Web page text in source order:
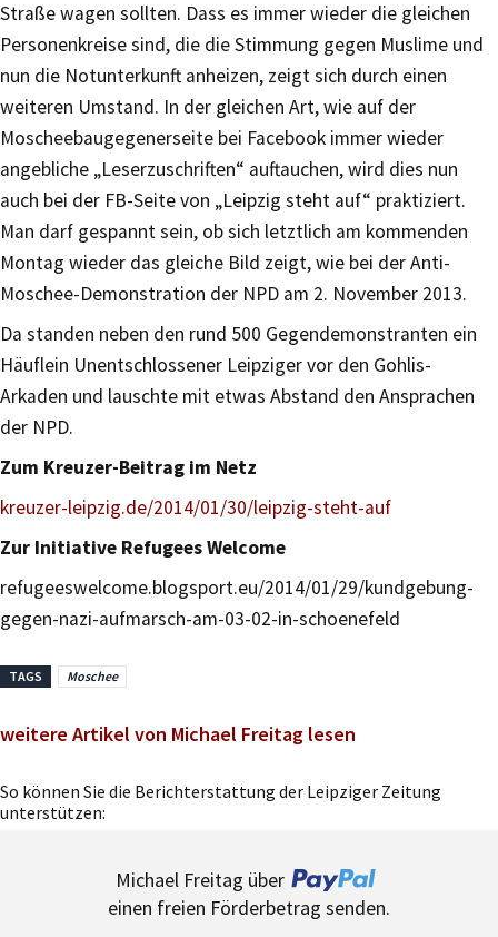
Straße wagen sollten. Dass es immer wieder die gleichen
Personenkreise sind, die die Stimmung gegen Muslime und
nun die Notunterkunft anheizen, zeigt sich durch einen
weiteren Umstand. In der gleichen Art, wie auf der
Moscheebaugegenerseite bei Facebook immer wieder
angebliche „Leserzuschriften“ auftauchen, wird dies nun
auch bei der FB-Seite von „Leipzig steht auf“ praktiziert.
Man darf gespannt sein, ob sich letztlich am kommenden
Montag wieder das gleiche Bild zeigt, wie bei der Anti-
Moschee-Demonstration der NPD am 2. November 2013.
Da standen neben den rund 500 Gegendemonstranten ein
Häuflein Unentschlossener Leipziger vor den Gohlis-
Arkaden und lauschte mit etwas Abstand den Ansprachen
der NPD.
Zum Kreuzer-Beitrag im Netz
kreuzer-leipzig.de/2014/01/30/leipzig-steht-auf
Zur Initiative Refugees Welcome
refugeeswelcome.blogsport.eu/2014/01/29/kundgebung-
gegen-nazi-aufmarsch-am-03-02-in-schoenefeld
TAGS Moschee
weitere Artikel von Michael Freitag lesen
So können Sie die Berichterstattung der Leipziger Zeitung
unterstützen:
Michael Freitag über
einen freien Förderbetrag senden.